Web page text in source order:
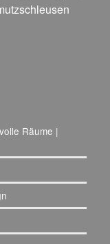
Räume |